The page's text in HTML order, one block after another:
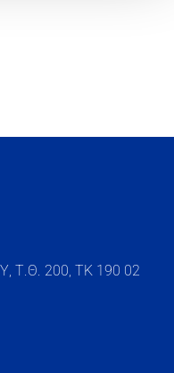
Τ.Θ. 200, TK 190 02